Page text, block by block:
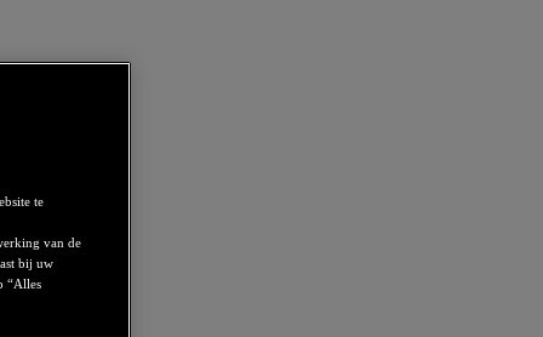
te
van de
bij uw
“Alles